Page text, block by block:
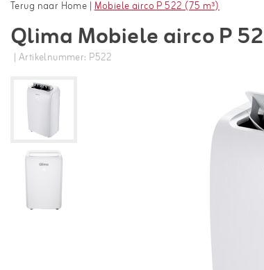
Terug naar Home |Mobiele airco P 522 (75 m³)
Qlima Mobiele airco P
| Artikelnummer: P522